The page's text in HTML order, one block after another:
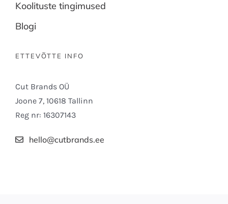
Koolituste tingimused
Blogi
ETTEVÕTTE INFO
Cut Brands OÜ
Joone 7, 10618 Tallinn
Reg nr: 16307143
hello@cutbrands.ee